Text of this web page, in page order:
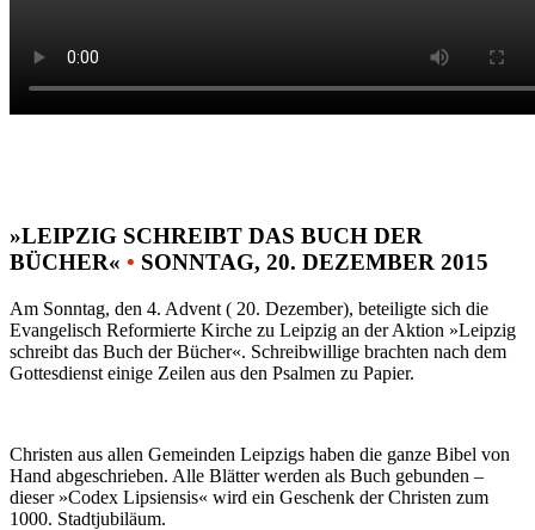
»LEIPZIG SCHREIBT DAS BUCH DER
BÜCHER« • SONNTAG, 20. DEZEMBER 2015
Am Sonntag, den 4. Advent ( 20. Dezember), beteiligte sich die
Evangelisch Reformierte Kirche zu Leipzig an der Aktion »Leipzig
schreibt das Buch der Bücher«. Schreibwillige brachten nach dem
Gottesdienst einige Zeilen aus den Psalmen zu Papier.
Christen aus allen Gemeinden Leipzigs haben die ganze Bibel von
Hand abgeschrieben. Alle Blätter werden als Buch gebunden –
dieser »Codex Lipsiensis« wird ein Geschenk der Christen zum
1000. Stadtjubiläum.